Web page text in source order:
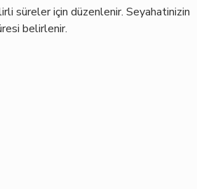
süreler için düzenlenir. Seyahatinizin
belirlenir.